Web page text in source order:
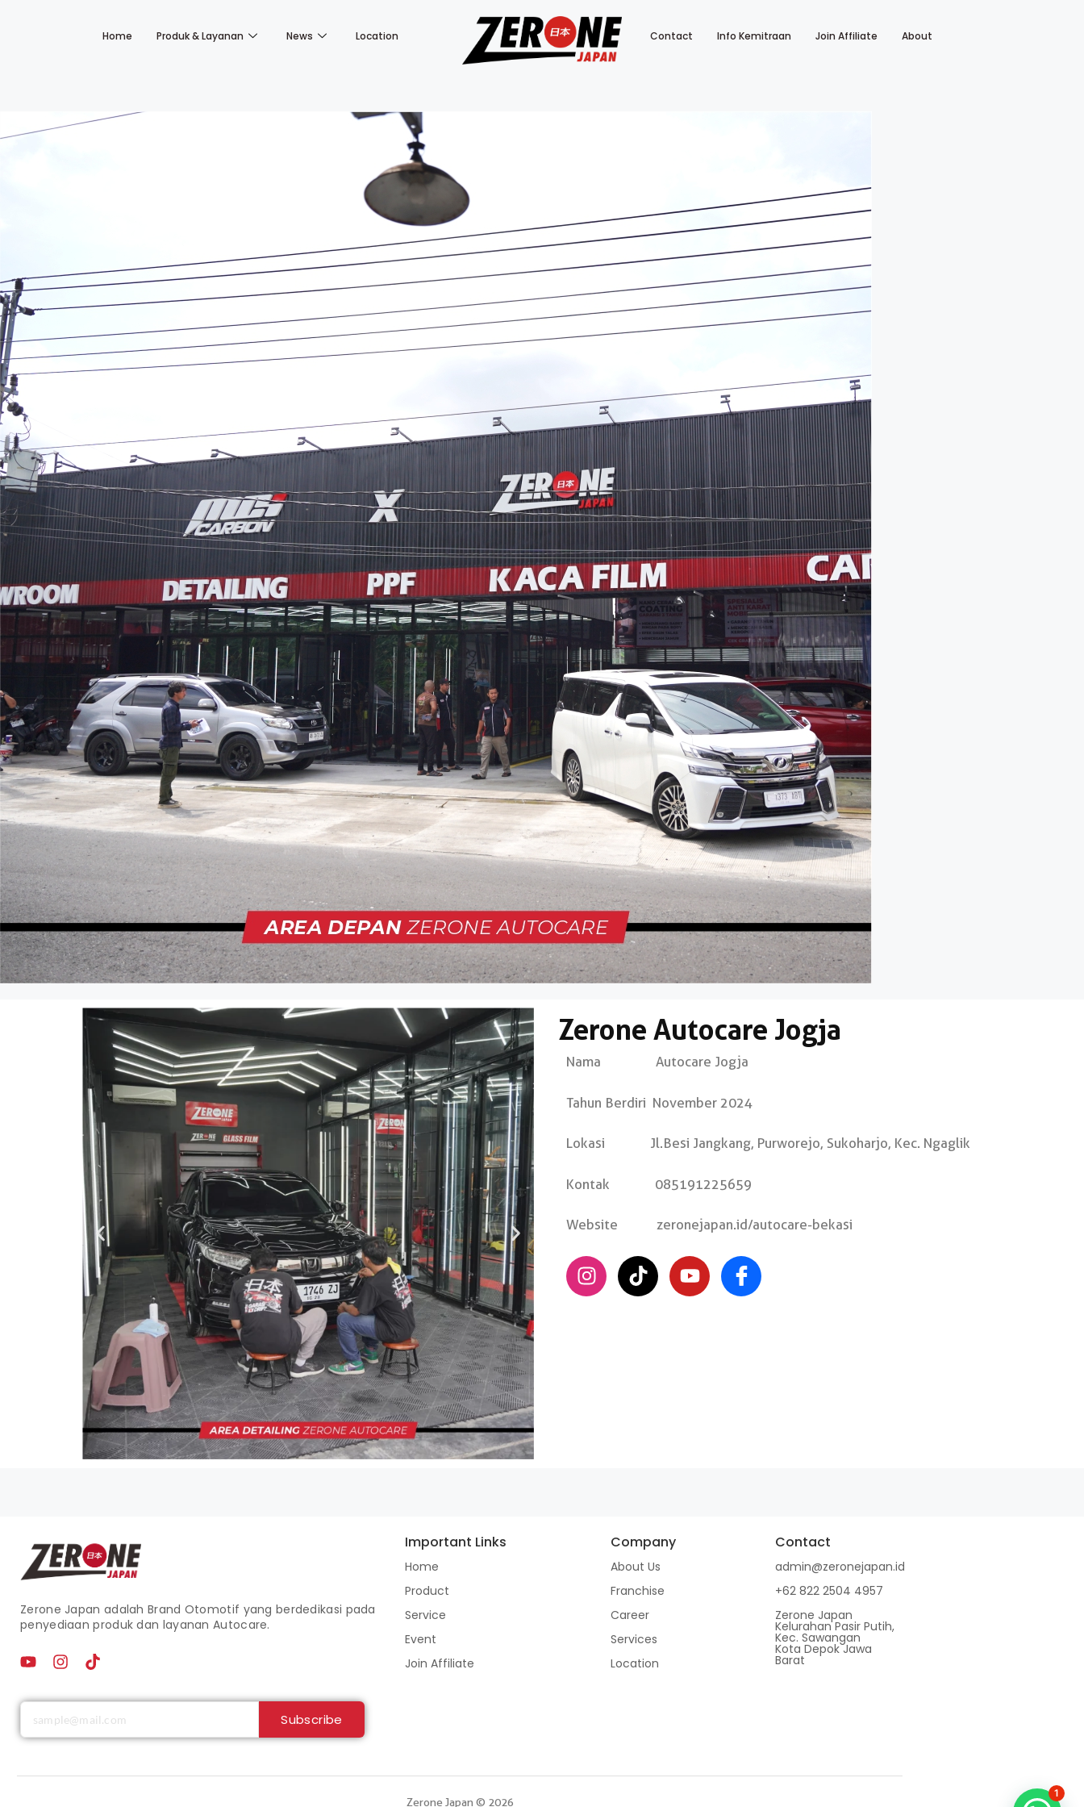
Home Produk & Layanan News Location Contact Info Kemitraan Join Affiliate About
Zerone Autocare Jogja
Nama Autocare Jogja
Tahun Berdiri November 2024
Lokasi Jl.Besi Jangkang, Purworejo, Sukoharjo, Kec. Ngaglik
Kontak 085191225659
Website zeronejapan.id/autocare-bekasi
Zerone Japan adalah Brand Otomotif yang berdedikasi pada
penyediaan produk dan layanan Autocare.
Subscribe
Important Links
Home
Product
Service
Event
Join Affiliate
Company
About Us
Franchise
Career
Services
Location
Contact
admin@zeronejapan.id
+62 822 2504 4957
Zerone Japan
Kelurahan Pasir Putih,
Kec. Sawangan
Kota Depok Jawa
Barat
Zerone Japan © 2026
1